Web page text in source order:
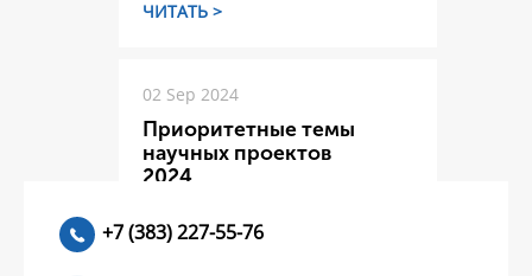
ЧИТАТЬ >
02 Sep 2024
Приоритетные темы
научных проектов
2024
ЧИТАТЬ >
+7 (383) 227-55-76